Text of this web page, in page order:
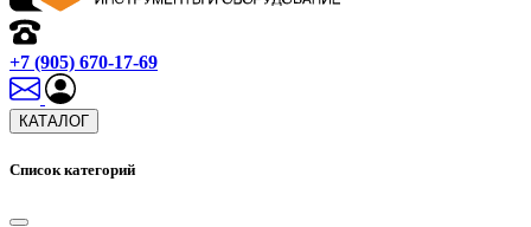
+7 (905) 670-17-69
КАТАЛОГ
Список категорий